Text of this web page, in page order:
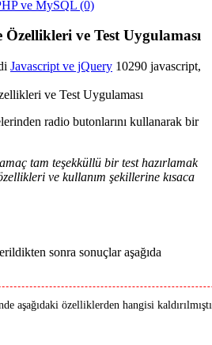
ve MySQL (0)
ve Test Uygulaması
Javascript ve jQuery 10290 javascript,
radio butonlarını kullanarak bir
tam teşekküllü bir test hazırlamak
ve kullanım şekillerine kısaca
sonra sonuçlar aşağıda
aşağıdaki özelliklerden hangisi